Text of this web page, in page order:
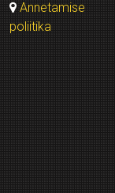
Annetamise
poliitika